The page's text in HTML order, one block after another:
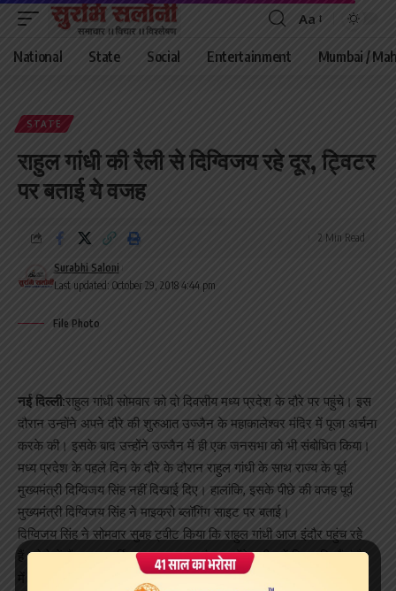
Font
Resizer
Aa
National State Social Entertainment Mumbai /
STATE
राहुल गांधी की रैली से दिग्विजय रहे दूर, ट्विटर
पर बताई ये वजह
Last updated: October 29, 2018 4:44 pm
Surabhi Saloni
2 Min Read
File Photo
नई दिल्ली:राहुल गांधी सोमवार को दो दिवसीय मध्य प्रदेश के दौरे पर पहुंचे। इस
दौरान उन्होंने अपने दौरे की शुरुआत उज्जैन के महाकालेश्वर मंदिर में पूजा अर्चना
करके की। इसके बाद उन्होंने उज्जैन में ही एक जनसभा को भी संबोधित किया।
मध्‍य प्रदेश के पहले दिन के दौरे के दौरान राहुल गांधी के साथ राज्य के पूर्व
मुख्यमंत्री दिग्विजय सिंह नहीं दिखाई दिए। हालांकि, इसके पीछे की वजह पूर्व
मुख्यमंत्री दिग्विजय सिंह ने माइक्रो ब्लॉगिंग साइट पर बताई।
दिग्विजय सिंह ने सोमवार सुबह ट्वीट किया कि राहुल गांधी आज इंदौर पहुंच रहे
हैं। ऐसे में मैं उनका हार्दिक स्वागत करता हूं। उन्होंने ट्वीट में लिखा कि मैं इंदौर
में पैदा हुआ, स्कूल व कॉलेज की शिक्षा भी इंदौर में हुई है। दिग्विजय सिंह ने आगे